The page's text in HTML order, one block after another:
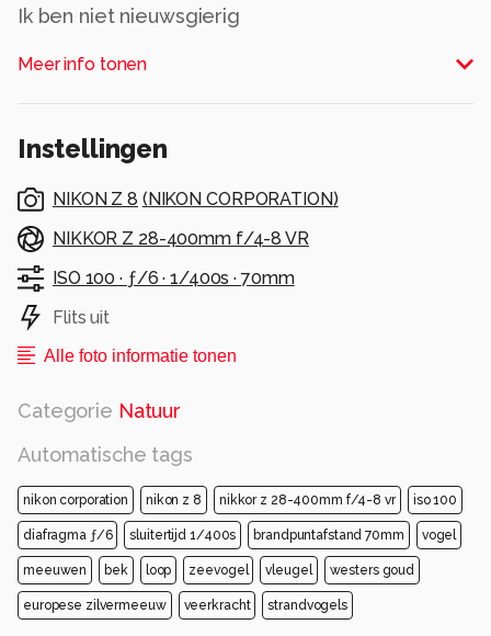
Ik ben niet nieuwsgierig
Alle rechten voorbehouden
Meer info tonen
Instellingen
NIKON Z 8 (NIKON CORPORATION)
NIKKOR Z 28-400mm f/4-8 VR
ISO 100 · ƒ/6 ·1/400s ·70mm
Flits uit
Alle foto informatie tonen
Categorie Natuur
Automatische tags
nikon corporation nikon z 8 nikkor z 28-400mm f/4-8 vr iso 100
diafragma ƒ/6 sluitertijd 1/400s brandpuntafstand 70mm vogel
meeuwen bek loop zeevogel vleugel westers goud
europese zilvermeeuw veerkracht strandvogels